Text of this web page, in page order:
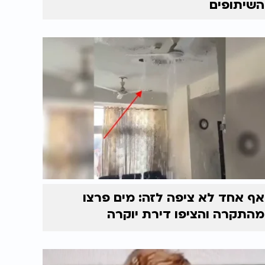
השיתופים
אף אחד לא ציפה לזה: מים פרצו
מהתקרה והציפו דירת יוקרה